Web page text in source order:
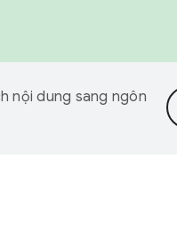
nội dung sang ngôn